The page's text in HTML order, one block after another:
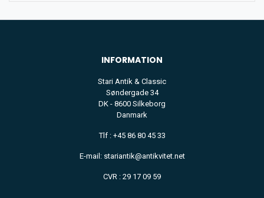
INFORMATION
Stari Antik & Classic
Søndergade 34
DK - 8600 Silkeborg
Danmark
Tlf : +45 86 80 45 33
E-mail: stariantik@antikvitet.net
CVR : 29 17 09 59